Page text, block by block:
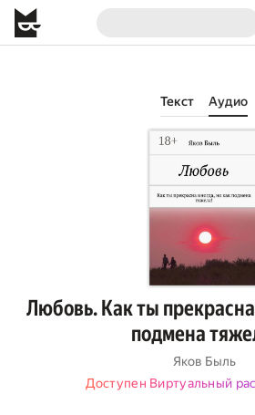
Текст Аудио
Любовь. Как ты
подмена
Яков Быль
Доступен Виртуальный